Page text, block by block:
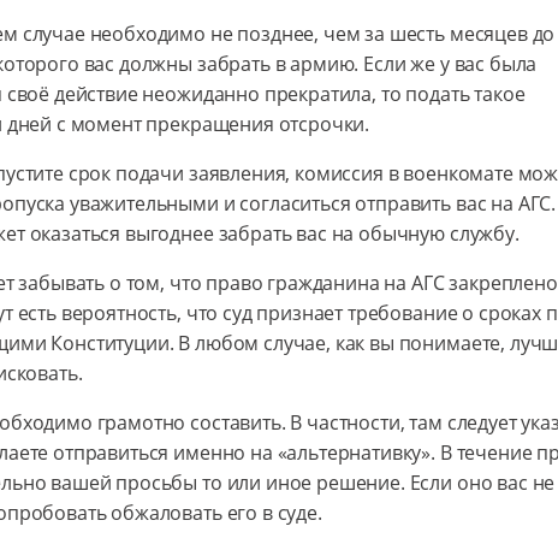
случае необходимо не позднее, чем за шесть месяцев до
вас должны забрать в армию. Если же у вас была
действие неожиданно прекратила, то подать такое
дней с момент прекращения отсрочки.
срок подачи заявления, комиссия в военкомате
уважительными и согласиться отправить вас на
оказаться выгоднее забрать вас на обычную службу.
забывать о том, что право гражданина на АГС
есть вероятность, что суд признает требование о сроках
Конституции. В любом случае, как вы понимаете,
грамотно составить. В частности, там следует
отправиться именно на «альтернативку». В течение
вашей просьбы то или иное решение. Если оно вас не
обжаловать его в суде.